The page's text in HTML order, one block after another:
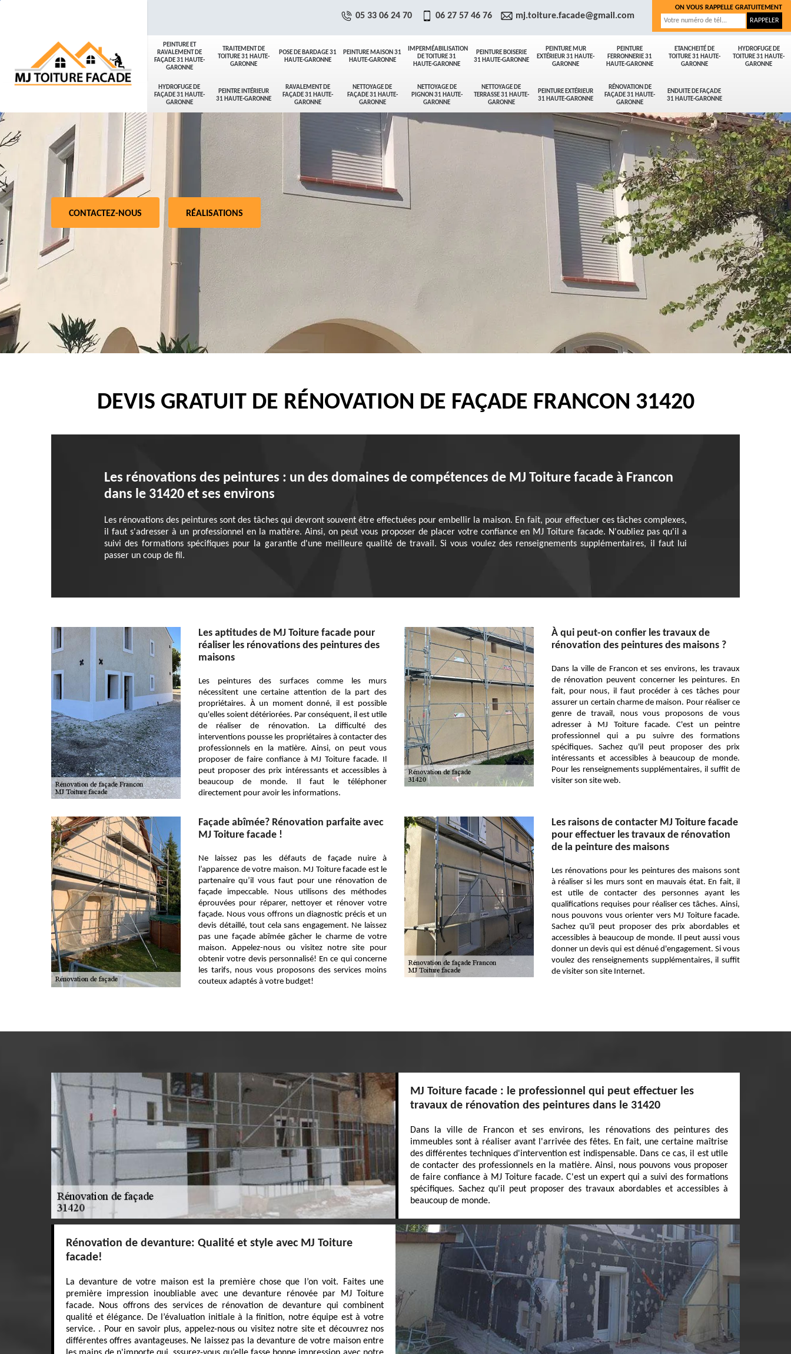
PEINTURE ET
RAVALEMENT DE
FAÇADE 31 HAUTE-
GARONNE
TRAITEMENT DE
TOITURE 31 HAUTE-
GARONNE
POSE DE BARDAGE 31
HAUTE-GARONNE
PEINTURE MAISON 31
HAUTE-GARONNE
IMPERMÉABILISATION
DE TOITURE 31
HAUTE-GARONNE
PEINTURE BOISERIE
31 HAUTE-GARONNE
PEINTURE MUR
EXTÉRIEUR 31 HAUTE-
GARONNE
PEINTURE
FERRONNERIE 31
HAUTE-GARONNE
ETANCHEITÉ DE
TOITURE 31 HAUTE-
GARONNE
HYDROFUGE DE
TOITURE 31 HAUTE-
GARONNE
HYDROFUGE DE
FAÇADE 31 HAUTE-
GARONNE
PEINTRE INTÉRIEUR
31 HAUTE-GARONNE
RAVALEMENT DE
FAÇADE 31 HAUTE-
GARONNE
NETTOYAGE DE
FAÇADE 31 HAUTE-
GARONNE
NETTOYAGE DE
PIGNON 31 HAUTE-
GARONNE
NETTOYAGE DE
TERRASSE 31 HAUTE-
GARONNE
PEINTURE EXTÉRIEUR
31 HAUTE-GARONNE
RÉNOVATION DE
FAÇADE 31 HAUTE-
GARONNE
ENDUITE DE FAÇADE
31 HAUTE-GARONNE
05 33 06 24 70 06 27 57 46 76 mj.toiture.facade@gmail.com
ON VOUS RAPPELLE GRATUITEMENT
CONTACTEZ-NOUS RÉALISATIONS
DEVIS GRATUIT DE RÉNOVATION DE FAÇADE FRANCON 31420
Les rénovations des peintures : un des domaines de compétences de MJ Toiture facade à Francon
dans le 31420 et ses environs
Les rénovations des peintures sont des tâches qui devront souvent être effectuées pour embellir la maison. En fait, pour effectuer ces tâches complexes,
il faut s'adresser à un professionnel en la matière. Ainsi, on peut vous proposer de placer votre confiance en MJ Toiture facade. N'oubliez pas qu'il a
suivi des formations spécifiques pour la garantie d'une meilleure qualité de travail. Si vous voulez des renseignements supplémentaires, il faut lui
passer un coup de fil.
Les aptitudes de MJ Toiture facade pour
réaliser les rénovations des peintures des
maisons
Les peintures des surfaces comme les murs
nécessitent une certaine attention de la part des
propriétaires. À un moment donné, il est possible
qu'elles soient détériorées. Par conséquent, il est utile
de réaliser de rénovation. La difficulté des
interventions pousse les propriétaires à contacter des
professionnels en la matière. Ainsi, on peut vous
proposer de faire confiance à MJ Toiture facade. Il
peut proposer des prix intéressants et accessibles à
beaucoup de monde. Il faut le téléphoner
directement pour avoir les informations.
À qui peut-on confier les travaux de
rénovation des peintures des maisons ?
Dans la ville de Francon et ses environs, les travaux
de rénovation peuvent concerner les peintures. En
fait, pour nous, il faut procéder à ces tâches pour
assurer un certain charme de maison. Pour réaliser ce
genre de travail, nous vous proposons de vous
adresser à MJ Toiture facade. C'est un peintre
professionnel qui a pu suivre des formations
spécifiques. Sachez qu'il peut proposer des prix
intéressants et accessibles à beaucoup de monde.
Pour les renseignements supplémentaires, il suffit de
visiter son site web.
Façade abîmée? Rénovation parfaite avec
MJ Toiture facade !
Ne laissez pas les défauts de façade nuire à
l’apparence de votre maison. MJ Toiture facade est le
partenaire qu’il vous faut pour une rénovation de
façade impeccable. Nous utilisons des méthodes
éprouvées pour réparer, nettoyer et rénover votre
façade. Nous vous offrons un diagnostic précis et un
devis détaillé, tout cela sans engagement. Ne laissez
pas une façade abîmée gâcher le charme de votre
maison. Appelez-nous ou visitez notre site pour
obtenir votre devis personnalisé! En ce qui concerne
les tarifs, nous vous proposons des services moins
couteux adaptés à votre budget!
Les raisons de contacter MJ Toiture facade
pour effectuer les travaux de rénovation
de la peinture des maisons
Les rénovations pour les peintures des maisons sont
à réaliser si les murs sont en mauvais état. En fait, il
est utile de contacter des personnes ayant les
qualifications requises pour réaliser ces tâches. Ainsi,
nous pouvons vous orienter vers MJ Toiture facade.
Sachez qu'il peut proposer des prix abordables et
accessibles à beaucoup de monde. Il peut aussi vous
donner un devis qui est dénué d'engagement. Si vous
voulez des renseignements supplémentaires, il suffit
de visiter son site Internet.
MJ Toiture facade : le professionnel qui peut effectuer les
travaux de rénovation des peintures dans le 31420
Dans la ville de Francon et ses environs, les rénovations des peintures des
immeubles sont à réaliser avant l'arrivée des fêtes. En fait, une certaine maîtrise
des différentes techniques d'intervention est indispensable. Dans ce cas, il est utile
de contacter des professionnels en la matière. Ainsi, nous pouvons vous proposer
de faire confiance à MJ Toiture facade. C'est un expert qui a suivi des formations
spécifiques. Sachez qu'il peut proposer des travaux abordables et accessibles à
beaucoup de monde.
Rénovation de devanture: Qualité et style avec MJ Toiture
facade!
La devanture de votre maison est la première chose que l’on voit. Faites une
première impression inoubliable avec une devanture rénovée par MJ Toiture
facade. Nous offrons des services de rénovation de devanture qui combinent
qualité et élégance. De l’évaluation initiale à la finition, notre équipe est à votre
service. . Pour en savoir plus, appelez-nous ou visitez notre site et découvrez nos
différentes offres avantageuses. Ne laissez pas la devanture de votre maison entre